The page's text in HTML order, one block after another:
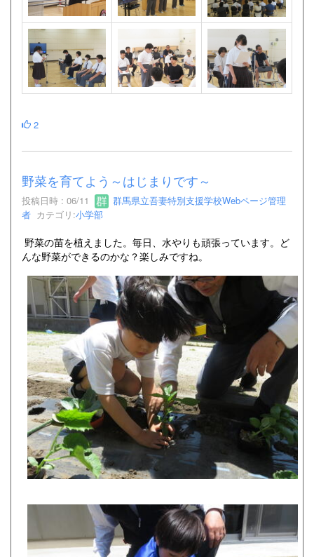
2
野菜を育てよう～はじまりです～
投稿日時 : 06/11
群馬県立吾妻特別支援学校Webページ管理
者 カテゴリ:小学部
野菜の苗を植えました。毎日、水やりも頑張っています。ど
んな野菜ができるのかな？楽しみですね。